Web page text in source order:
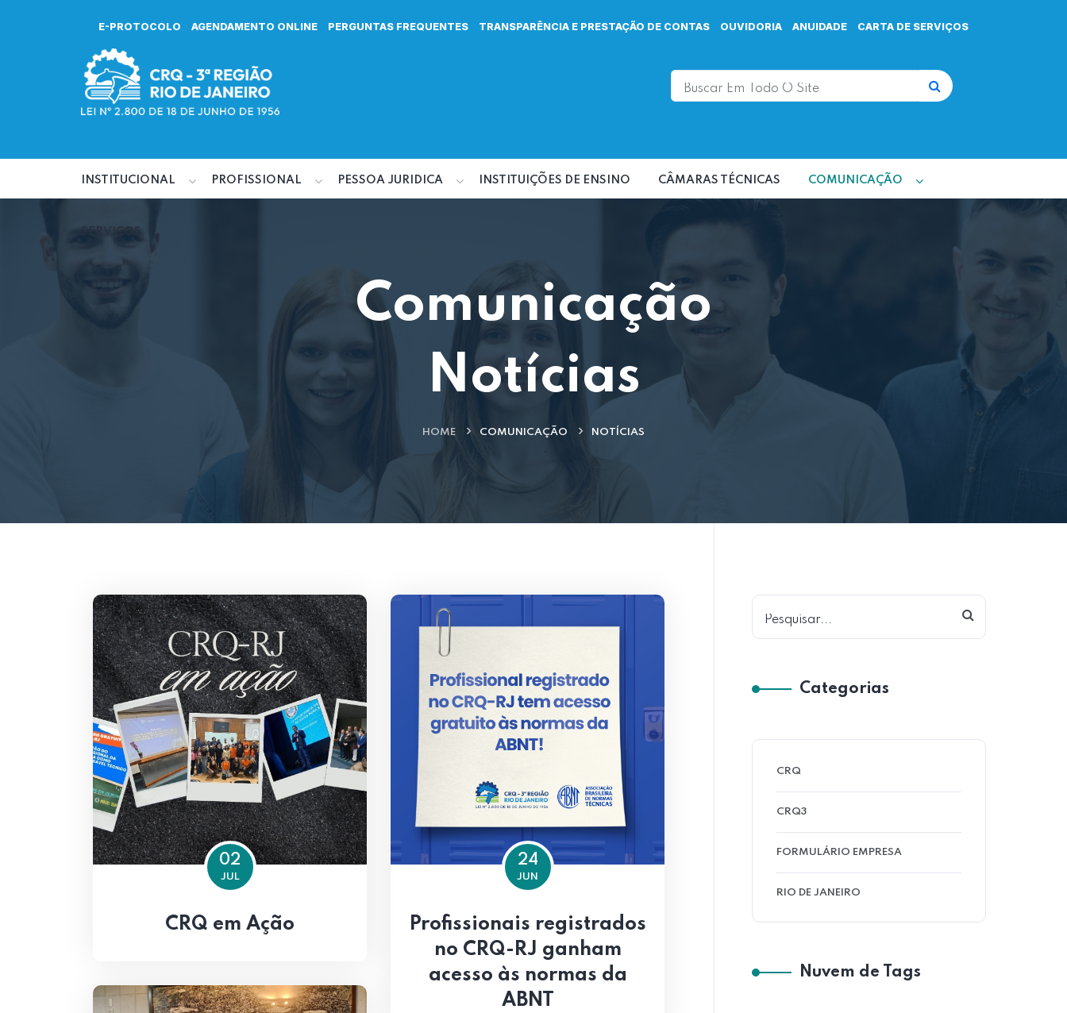
E-PROTOCOLO AGENDAMENTO ONLINE PERGUNTAS FREQUENTES TRANSPARÊNCIA E PRESTAÇÃO DE CONTAS OUVIDORIA ANUIDADE CARTA DE SERVIÇOS
Buscar
INSTITUCIONAL PROFISSIONAL PESSOA JURIDICA INSTITUIÇÕES DE ENSINO CÂMARAS TÉCNICAS COMUNICAÇÃO
Comunicação
Notícias
HOME COMUNICAÇÃO NOTÍCIAS
02
JUL
CRQ em Ação
24
JUN
Profissionais registrados
no CRQ-RJ ganham
acesso às normas da
ABNT
Pesquisar
Categorias
CRQ
CRQ3
FORMULÁRIO EMPRESA
RIO DE JANEIRO
Nuvem de Tags